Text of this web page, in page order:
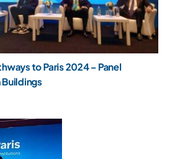
to Paris 2024 – Panel
Buildings